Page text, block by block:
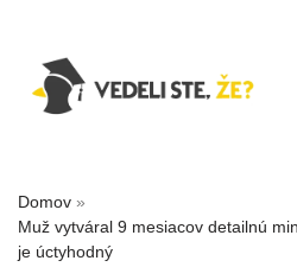
Domov »
Muž vytváral 9 mesiacov detailnú
je úctyhodný